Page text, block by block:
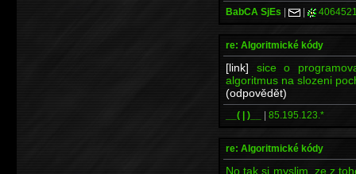
BabCA SjEs | |
re: Algoritmické kódy
[link] sice o
algoritmus na slozeni
(odpovědět)
__( | )__ | 85.195.123.*
re: Algoritmické kódy
No tak si myslim, ze z